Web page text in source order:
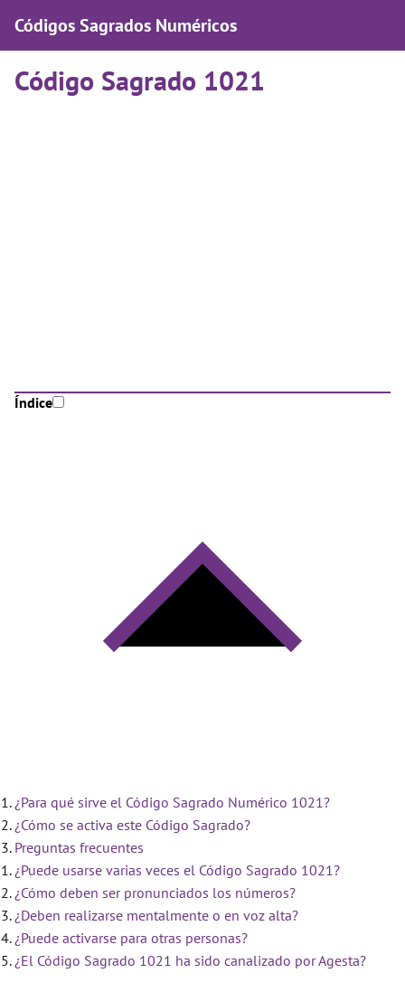
Códigos Sagrados Numéricos
Código Sagrado 1021
Índice
¿Para qué sirve el Código Sagrado Numérico 1021?
¿Cómo se activa este Código Sagrado?
Preguntas frecuentes
¿Puede usarse varias veces el Código Sagrado 1021?
¿Cómo deben ser pronunciados los números?
¿Deben realizarse mentalmente o en voz alta?
¿Puede activarse para otras personas?
¿El Código Sagrado 1021 ha sido canalizado por Agesta?